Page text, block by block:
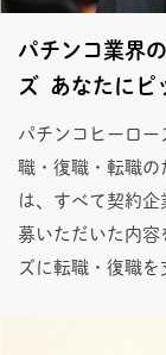
パチンコ業界
ズ あなたにピ
パチンコヒーロ
職・復職・転職の
は、すべて契約
募いただいた内
ズに転職・復職を